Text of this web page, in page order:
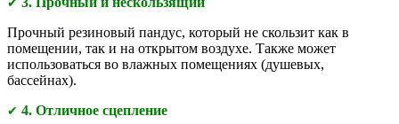
✔
Прочный резиновый пандус, который не скользит как в
помещении, так и на открытом воздухе. Также может
использоваться во влажных помещениях (душевых,
бассейнах).
✔ 4. Отличное сцепление